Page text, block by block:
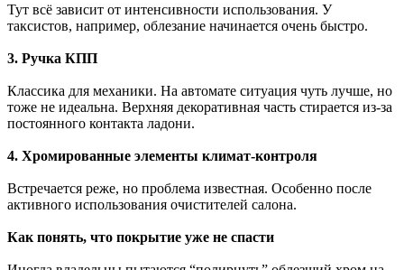
Тут всё зависит от интенсивности использования. У
таксистов, например, облезание начинается очень быстро.
3. Ручка КПП
Классика для механики. На автомате ситуация чуть лучше, но
тоже не идеальна. Верхняя декоративная часть стирается из-за
постоянного контакта ладони.
4. Хромированные элементы климат-контроля
Встречается реже, но проблема известная. Особенно после
активного использования очистителей салона.
Как понять, что покрытие уже не спасти